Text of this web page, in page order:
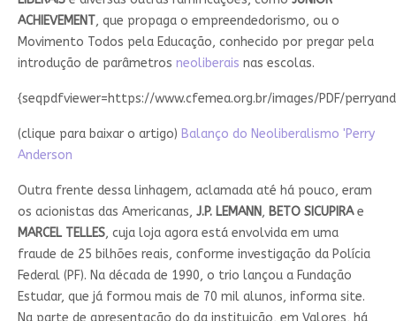
ACHIEVEMENT, que propaga o empreendedorismo, ou o
Movimento Todos pela Educação, conhecido por pregar pela
introdução de parâmetros neoliberais nas escolas.
{seqpdfviewer=https://www.cfemea.org.br/images/PDF/
(clique para baixar o artigo) Balanço do Neoliberalismo 'Perry
Anderson
Outra frente dessa linhagem, aclamada até há pouco, eram
os acionistas das Americanas, J.P. LEMANN, BETO SICUPIRAe
MARCEL TELLES, cuja loja agora está envolvida em uma
fraude de 25 bilhões reais, conforme investigação da Polícia
Federal (PF). Na década de 1990, o trio lançou a Fundação
Estudar, que já formou mais de 70 mil alunos, informa site.
Na parte de apresentação do da instituição, em Valores, há